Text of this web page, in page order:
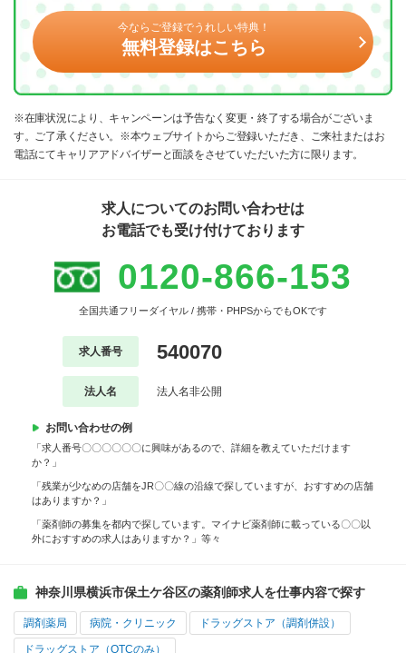
今ならご登録でうれしい特典！
無料登録はこちら
※在庫状況により、キャンペーンは予告なく変更・終了する場合がございま
す。ご了承ください。※本ウェブサイトからご登録いただき、ご来社またはお
電話にてキャリアアドバイザーと面談をさせていただいた方に限ります。
求人についてのお問い合わせは
お電話でも受け付けております
0120-866-153
全国共通フリーダイヤル / 携帯・PHPSからでもOKです
求人番号 540070
法人名 法人名非公開
お問い合わせの例
「求人番号〇〇〇〇〇〇に興味があるので、詳細を教えていただけます
か？」
「残業が少なめの店舗をJR〇〇線の沿線で探していますが、おすすめの店舗
はありますか？」
「薬剤師の募集を都内で探しています。マイナビ薬剤師に載っている〇〇以
外におすすめの求人はありますか？」等々
神奈川県横浜市保土ケ谷区の薬剤師求人を仕事内容で探す
調剤薬局 病院・クリニック ドラッグストア（調剤併設）
ドラッグストア（OTCのみ）